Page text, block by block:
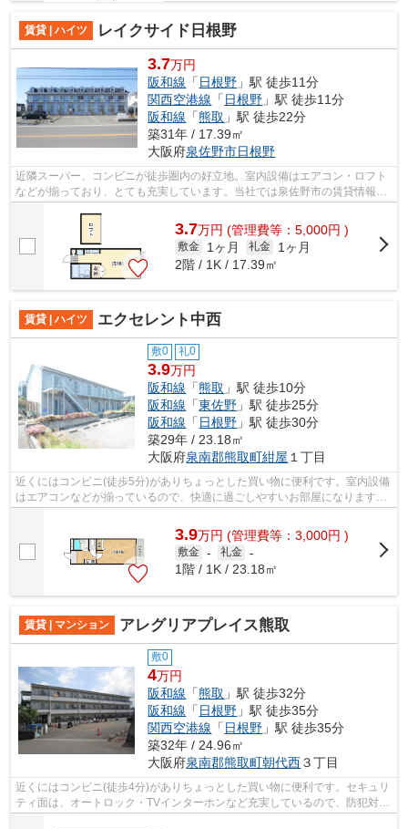
賃貸 | ハイツ レイクサイド日根野
3.7万円
阪和線 「 日根野 」駅 徒歩11分
関西空港線 「 日根野 」駅 徒歩11分
阪和線 「熊取 」駅 徒歩22分
築31年 / 17.39㎡
大阪府泉佐野市日根野
近隣スーパー、コンビニが徒歩圏内の好立地。室内設備はエアコン・ロフト
などが揃っており、とても充実しています。当社では泉佐野市の賃貸情報を
3.7万円 (管理費等：5,000円 )
敷金 1ヶ月 礼金
1ヶ月
2階 / 1K / 17.39㎡
賃貸 | ハイツ エクセレント中西
敷0 礼0
3.9万円
阪和線 「熊取 」駅 徒歩10分
阪和線 「東佐野 」駅 徒歩25分
阪和線 「 日根野 」駅 徒歩30分
築29年 / 23.18㎡
大阪府泉南郡熊取町紺屋 １丁目
近くにはコンビニ(徒歩5分)がありちょっとした買い物に便利です。室内設備
はエアコンなどが揃っているので、快適に過ごしやすいお部屋になります。
サンリンハウス 泉佐野店で、住まい...
3.9万円 (管理費等：3,000円 )
敷金 - 礼金 -
1階 / 1K / 23.18㎡
賃貸 | マンション アレグリアプレイス熊取
敷0
4万円
阪和線 「熊取 」駅 徒歩32分
阪和線 「 日根野 」駅 徒歩35分
関西空港線 「 日根野 」駅 徒歩35分
築32年 / 24.96㎡
大阪府泉南郡熊取町朝代西３丁目
近くにはコンビニ(徒歩4分)がありちょっとした買い物に便利です。セキュリ
ティ面は、オートロック・TVインターホンなど充実しているので、防犯対策
もばっちりです。